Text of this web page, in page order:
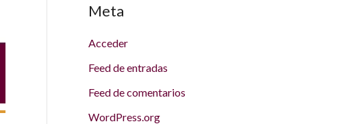
Meta
Acceder
Feed de entradas
Feed de comentarios
WordPress.org